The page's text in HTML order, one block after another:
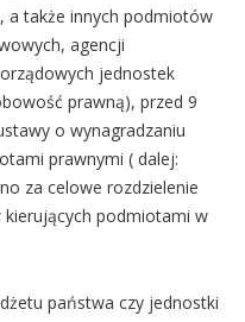
a także innych podmiotów
agencji
jednostek
prawną), przed 9
o wynagradzaniu
prawnymi ( dalej:
za celowe rozdzielenie
kierujących podmiotami w
państwa czy jednostki